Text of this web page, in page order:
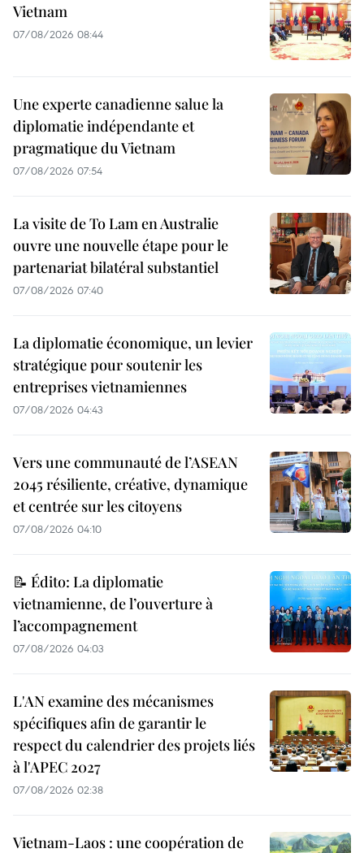
Vietnam
07/08/2026 08:44
Une experte canadienne salue la
diplomatie indépendante et
pragmatique du Vietnam
07/08/2026 07:54
La visite de To Lam en Australie
ouvre une nouvelle étape pour le
partenariat bilatéral substantiel
07/08/2026 07:40
La diplomatie économique, un levier
stratégique pour soutenir les
entreprises vietnamiennes
07/08/2026 04:43
Vers une communauté de l’ASEAN
2045 résiliente, créative, dynamique
et centrée sur les citoyens
07/08/2026 04:10
📝 Édito: La diplomatie
vietnamienne, de l’ouverture à
l’accompagnement
07/08/2026 04:03
L'AN examine des mécanismes
spécifiques afin de garantir le
respect du calendrier des projets liés
à l'APEC 2027
07/08/2026 02:38
Vietnam-Laos : une coopération de